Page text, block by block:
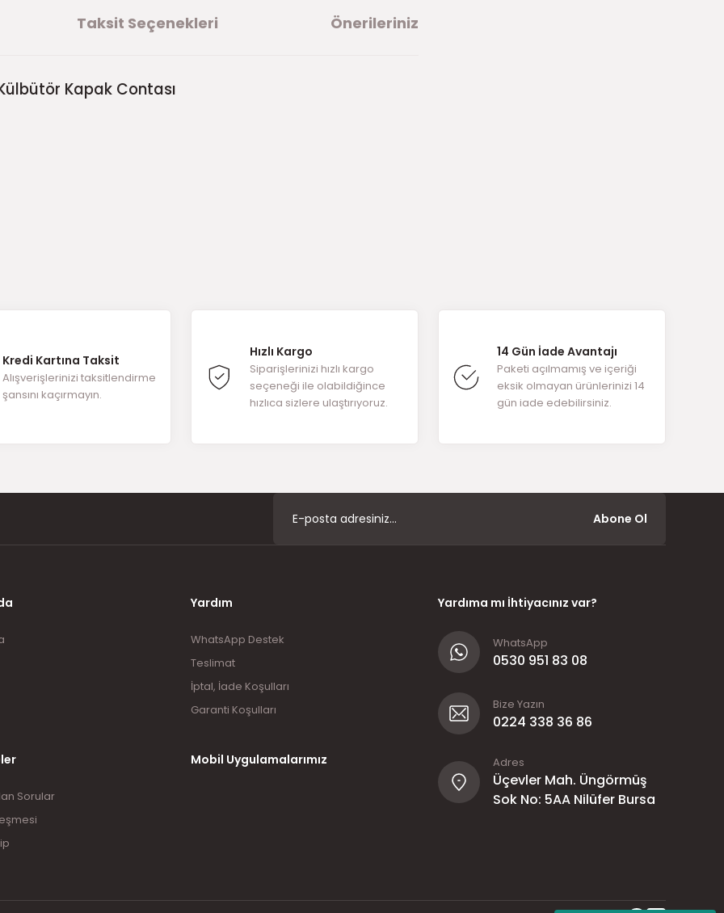
Taksit Seçenekleri Önerileriniz
Kapak Contası
ilk yorumu siz yapın!
Yorum Yaz
Kredi Kartına Taksit
Alışverişlerinizi taksitlendirme
şansını kaçırmayın.
Hızlı Kargo
Siparişlerinizi hızlı kargo
seçeneği ile olabildiğince
hızlıca sizlere ulaştırıyoruz.
14 Gün İade Avantajı
Paketi açılmamış ve içeriği
eksik olmayan ürünlerinizi 14
gün iade edebilirsiniz.
Abone Ol
Sorular
Yardım
WhatsApp Destek
Teslimat
İptal, İade Koşulları
Garanti Koşulları
Mobil Uygulamalarımız
Yardıma mı İhtiyacınız var?
WhatsApp
0530 951 83 08
Bize Yazın
0224 338 36 86
Adres
Üçevler Mah. Üngörmüş
Sok No: 5AA Nilüfer Bursa